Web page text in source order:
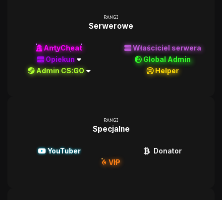
RANGI
Serwerowe
AntyCheat
Właściciel serwera
Opiekun
Global Admin
Admin CS:GO
Helper
RANGI
Specjalne
YouTuber
Donator
VIP